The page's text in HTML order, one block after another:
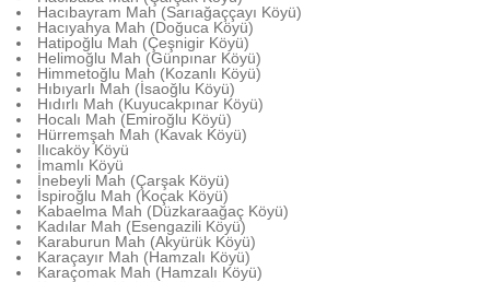
Hacıbayram Mah (Sarıağaççayı Köyü)
Hacıyahya Mah (Doğuca Köyü)
Hatipoğlu Mah (Çeşnigir Köyü)
Helimoğlu Mah (Günpınar Köyü)
Himmetoğlu Mah (Kozanlı Köyü)
Hıbıyarlı Mah (İsaoğlu Köyü)
Hıdırlı Mah (Kuyucakpınar Köyü)
Hocalı Mah (Emiroğlu Köyü)
Hürremşah Mah (Kavak Köyü)
Ilıcaköy Köyü
İmamlı Köyü
İnebeyli Mah (Çarşak Köyü)
İspiroğlu Mah (Koçak Köyü)
Kabaelma Mah (Düzkaraağaç Köyü)
Kadılar Mah (Esengazili Köyü)
Karaburun Mah (Akyürük Köyü)
Karaçayır Mah (Hamzalı Köyü)
Karaçomak Mah (Hamzalı Köyü)